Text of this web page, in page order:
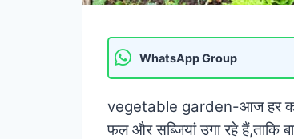
WhatsApp Group
vegetable garden-आज हर कोई
फल और सब्जियां उगा रहे हैं,ताकि